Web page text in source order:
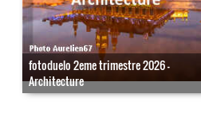
fotoduelo 2eme trimestre 2026 -
Architecture